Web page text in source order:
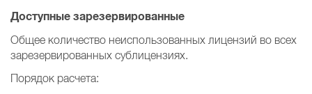
Доступные зарезервированные
Общее количество неиспользованных лицензий во всех
зарезервированных сублицензиях.
Порядок расчета: